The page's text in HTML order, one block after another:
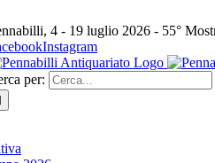
4 - 19 luglio 2026 - 55°
Instagram
per: